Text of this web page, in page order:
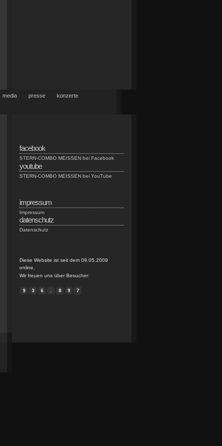
media presse konzerte
facebook
STERN-COMBO MEISSEN bei Facebook
youtube
STERN-COMBO MEISSEN bei YouTube
impressum
Impressum
datenschutz
Datenschutz
Diese Website ist seit dem 09.05.2009
online.
Wir freuen uns über Besucher:
9 3 6 . 8 9 7